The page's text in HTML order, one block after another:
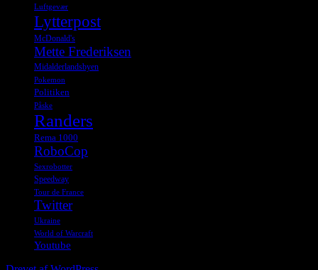
Luftgevær
Lytterpost
McDonald's
Mette Frederiksen
Midalderlandsbyen
Pokemon
Politiken
Påske
Randers
Rema 1000
RoboCop
Sexrobotter
Speedway
Tour de France
Twitter
Ukraine
World of Warcraft
Youtube